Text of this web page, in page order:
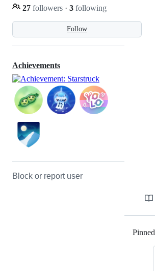
Follow
27 followers · 3 following
Achievements
Block or report user
Pinned